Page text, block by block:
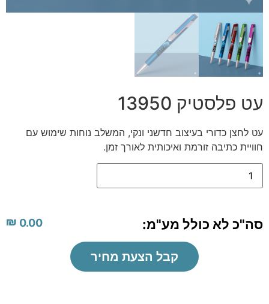
עט פלסטיק 13950
עט לחצן כדורי בעיצוב חדשני ונקי, המשלב נוחות שימוש עם
חוויית כתיבה זורמת ואיכותית לאורך זמן.
סה"כ לא כולל מע"מ: ₪ 0.00
קבל הצעת מחיר